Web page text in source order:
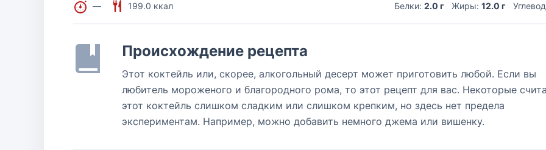
— 199.0 ккал Белки: 2.0 г Жиры: 12.0 г
Происхождение рецепта
Этот коктейль или, скорее, алкогольный десерт может приготовить любой. Если вы
любитель мороженого и благородного рома, то этот рецепт для вас. Некоторые
этот коктейль слишком сладким или слишком крепким, но здесь нет предела
экспериментам. Например, можно добавить немного джема или вишенку.